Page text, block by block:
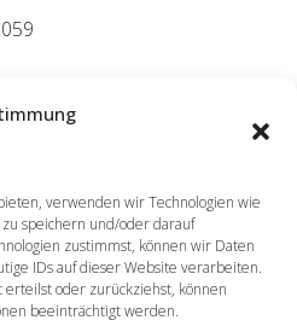
verwenden wir Technologien wie
speichern und/oder darauf
zustimmst, können wir Daten
IDs auf dieser Website verarbeiten.
oder zurückziehst, können
beeinträchtigt werden.